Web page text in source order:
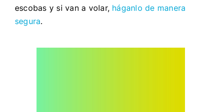
escobas y si van a volar, háganlo de manera
segura.